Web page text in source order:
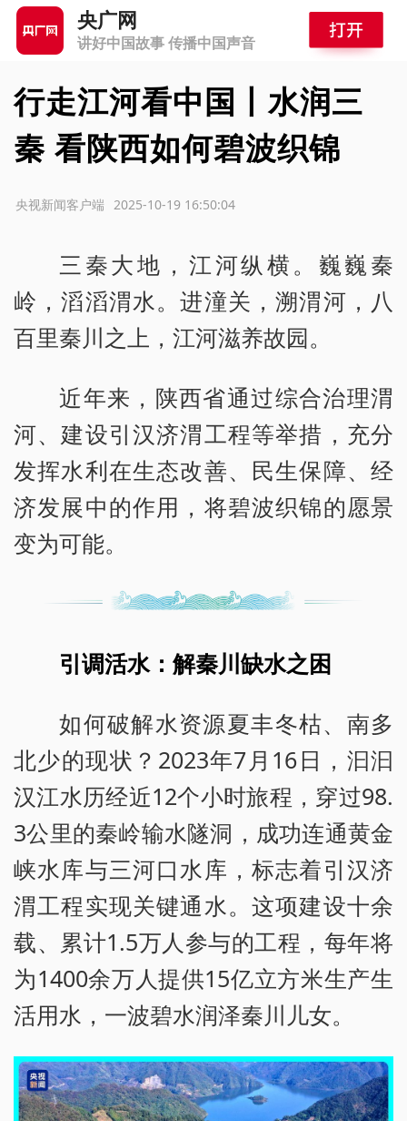
央广网
讲好中国故事 传播中国声音
行走江河看中国丨水润三
秦 看陕西如何碧波织锦
2025-10-19 16:50:04
央视新闻客户端
三秦大地，江河纵横。巍巍秦
岭，滔滔渭水。进潼关，溯渭河，八
百里秦川之上，江河滋养故园。
近年来，陕西省通过综合治理渭
河、建设引汉济渭工程等举措，充分
发挥水利在生态改善、民生保障、经
济发展中的作用，将碧波织锦的愿景
变为可能。
引调活水：解秦川缺水之困
如何破解水资源夏丰冬枯、南多
北少的现状？2023年7月16日，汩汩
汉江水历经近12个小时旅程，穿过98.
3公里的秦岭输水隧洞，成功连通黄金
峡水库与三河口水库，标志着引汉济
渭工程实现关键通水。这项建设十余
载、累计1.5万人参与的工程，每年将
为1400余万人提供15亿立方米生产生
活用水，一波碧水润泽秦川儿女。